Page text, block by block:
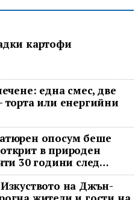
картофи
една смес, две
торта или енергийни
опосум беше
в природен
30 години след
наблюдение
на Джън-